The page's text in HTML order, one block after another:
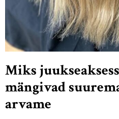
Miks
mängivad
arvame